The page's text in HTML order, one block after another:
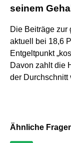
seinem
Die Beiträge zur
aktuell bei 18,6
Entgeltpunkt
Davon zahlt die
der Durchschnitt
Ähnliche